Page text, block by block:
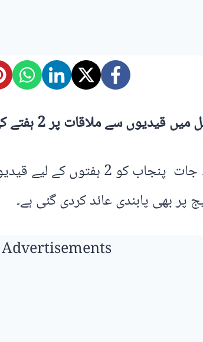
پر 2 ہفتے کی پابندی عائد کردی گئی۔
محکمہ داخلہ پنجاب نے آئی جی
پر بھی پابندی عائد کردی گئی ہے۔
Advertisements